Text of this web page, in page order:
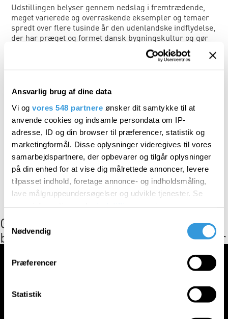
Ansvarlig brug af dine data
Vi og vores 548 partnere ønsker dit samtykke til at
anvende cookies og indsamle persondata om IP-
adresse, ID og din browser til præferencer, statistik og
marketingformål. Disse oplysninger videregives til vores
samarbejdspartnere, der opbevarer og tilgår oplysninger
på din enhed for at vise dig målrettede annoncer, levere
tilpasset indhold, foretage annonce- og indholdsmåling,
lave målgruppeundersøgelser og udvikle tjenester. Se
tilbage eller ændre indstillinger fra vores
"Cookiedeklaration", eller ved at trykke på "Privacy
Samtykkevalg
Nødvendig
Præferencer
Statistik
Udstillingen belyser gennem nedslag i fremtrædende,
meget varierede og overraskende eksempler og temaer
spredt over flere tusinde år den udenlandske indflydelse,
der har præget og formet dansk bygningskultur og gør
det i en både smuk og provokerende form, der giver
grundlag for at diskutere og forstå, hvad det danske
egentlig er.
Grænseløs Påvirkning er et udstillings- og
formidlingsprojekt, der retter sig mod alle og har
særligetilbud til skoler og uddannelsesinstitutioner.
Grænseløs påvirkning er et samarbejdsprojekt mellem
Europa Nostra Danmark, Industrimuseet Frederiks Værk
og Museum Sønderjylland.
Udstillingen er støttet af Realdania, Knud Højgaards
Fond og Augustinus Fonden.
Grænseløs Påvirkning – Dansk
bygningskultur gennem århundereder
Player